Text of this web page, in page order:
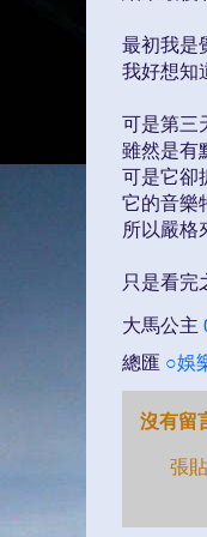
最初我是
我好想知
可是第三
雖然是有
可是它卻
它的音樂
所以嚴格
只是看完
大馬公主
總匯 ○娛
沒有留
張